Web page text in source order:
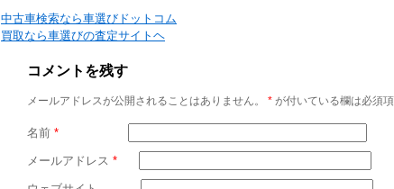
中古車検索なら車選びドットコム
買取なら車選びの査定サイトヘ
コメントを残す
メールアドレスが公開されることはありません。 * が付いている欄は必須
名前 *
メールアドレス *